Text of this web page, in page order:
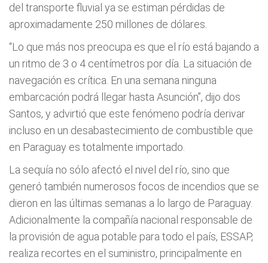
del transporte fluvial ya se estiman pérdidas de
aproximadamente 250 millones de dólares.
“Lo que más nos preocupa es que el río está bajando a
un ritmo de 3 o 4 centímetros por día. La situación de
navegación es crítica. En una semana ninguna
embarcación podrá llegar hasta Asunción”, dijo dos
Santos, y advirtió que este fenómeno podría derivar
incluso en un desabastecimiento de combustible que
en Paraguay es totalmente importado.
La sequía no sólo afectó el nivel del río, sino que
generó también numerosos focos de incendios que se
dieron en las últimas semanas a lo largo de Paraguay.
Adicionalmente la compañía nacional responsable de
la provisión de agua potable para todo el país, ESSAP,
realiza recortes en el suministro, principalmente en